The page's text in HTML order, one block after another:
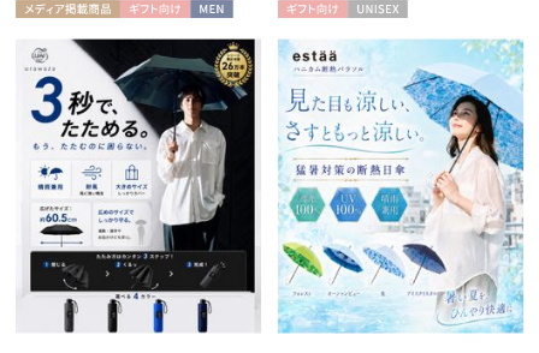
載商品
向け
向け